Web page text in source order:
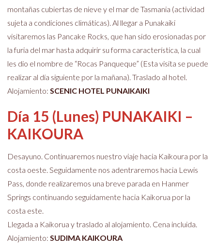
montañas cubiertas de nieve y el mar de Tasmania (actividad
sujeta a condiciones climáticas). Al llegar a Punakaiki
visitaremos las Pancake Rocks, que han sido erosionadas por
la furia del mar hasta adquirir su forma característica, la cual
les dio el nombre de “Rocas Panqueque” (Esta visita se puede
realizar al día siguiente por la mañana). Traslado al hotel.
Alojamiento: SCENIC HOTEL PUNAIKAIKI
Día 15 (Lunes) PUNAKAIKI –
KAIKOURA
Desayuno. Continuaremos nuestro viaje hacia Kaikoura por la
costa oeste. Seguidamente nos adentraremos hacia Lewis
Pass, donde realizaremos una breve parada en Hanmer
Springs continuando seguidamente hacia Kaikorua por la
costa este.
Llegada a Kaikorua y traslado al alojamiento. Cena incluida.
Alojamiento: SUDIMA KAIKOURA